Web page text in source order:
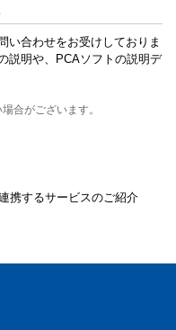
い合わせをお受けしておりま
説明や、PCAソフトの説明デ
合がございます。
携するサービスのご紹介